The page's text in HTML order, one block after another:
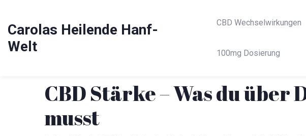
Carolas Heilende Hanf-
Welt
CBD Wechselwirkungen
100mg Dosierung
CBD Stärke – Was du
musst